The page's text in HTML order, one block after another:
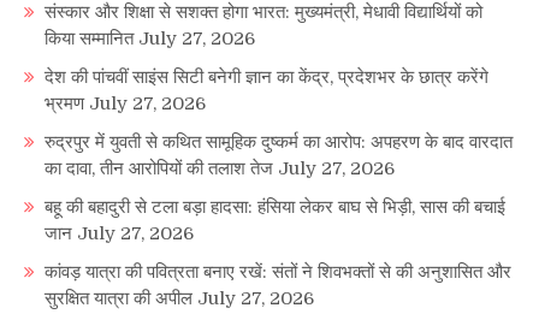
संस्कार और शिक्षा से सशक्त होगा भारत: मुख्यमंत्री, मेधावी विद्यार्थियों को
किया सम्मानित July 27, 2026
देश की पांचवीं साइंस सिटी बनेगी ज्ञान का केंद्र, प्रदेशभर के छात्र करेंगे
भ्रमण July 27, 2026
रुद्रपुर में युवती से कथित सामूहिक दुष्कर्म का आरोप: अपहरण के बाद वारदात
का दावा, तीन आरोपियों की तलाश तेज July 27, 2026
बहू की बहादुरी से टला बड़ा हादसा: हंसिया लेकर बाघ से भिड़ी, सास की बचाई
जान July 27, 2026
कांवड़ यात्रा की पवित्रता बनाए रखें: संतों ने शिवभक्तों से की अनुशासित और
सुरक्षित यात्रा की अपील July 27, 2026